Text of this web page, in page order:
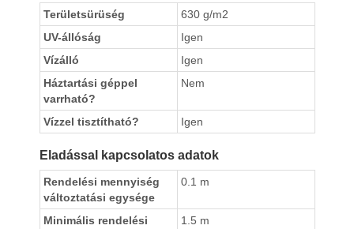
Területsürüség
630 g/m2
UV-állóság
Igen
Vízálló
Igen
Háztartási géppel
varrható?
Nem
Vízzel tisztítható? Igen
Eladással kapcsolatos adatok
Rendelési mennyiség
változtatási egysége
0.1 m
Minimális rendelési
1.5 m